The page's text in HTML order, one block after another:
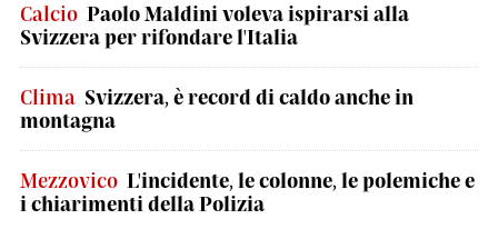
Calcio Paolo Maldini voleva ispirarsi alla
Svizzera per rifondare l'Italia
Clima Svizzera, è record di caldo anche in
montagna
Mezzovico L'incidente, le colonne, le polemiche e
i chiarimenti della Polizia